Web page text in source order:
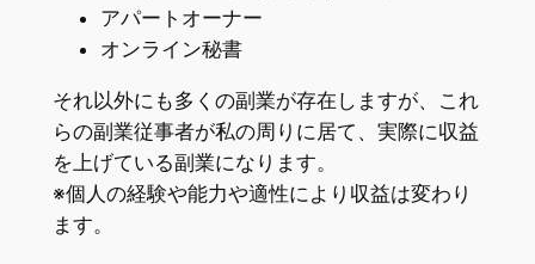
アパートオーナー
オンライン秘書
それ以外にも多くの副業が存在しますが、これ
らの副業従事者が私の周りに居て、実際に収益
を上げている副業になります。
※個人の経験や能力や適性により収益は変わり
ます。